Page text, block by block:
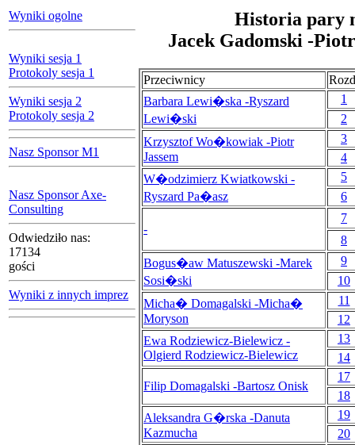
Wyniki ogolne
Wyniki sesja 1
Protokoly sesja 1
Wyniki sesja 2
Protokoly sesja 2
Nasz Sponsor M1
Nasz Sponsor Axe-
Consulting
Odwiedziło nas:
17134
gości
Wyniki z innych imprez
Historia pary
Jacek Gadomski -
Przeciwnicy
Barbara Lewi�ska -Ryszard
Lewi�ski
1
2
Krzysztof Wo�kowiak -Piotr
Jassem
3
4
W�odzimierz Kwiatkowski -
Ryszard Pa�asz
5
6
-
7
8
Bogus�aw Matuszewski -Marek
Sosi�ski
9
10
Micha� Domagalski -Micha�
Moryson
11
12
Ewa Rodziewicz-Bielewicz -
Olgierd Rodziewicz-Bielewicz
13
14
Filip Domagalski -Bartosz Onisk
17
18
Aleksandra G�rska -Danuta
Kazmucha
19
20